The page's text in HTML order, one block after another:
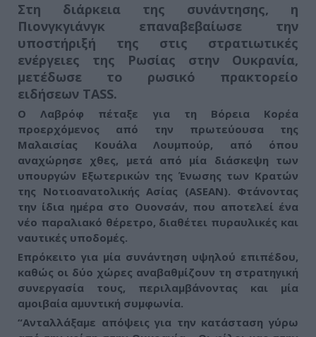
Στη διάρκεια της συνάντησης, η
Πιονγκγιάνγκ επαναβεβαίωσε την
υποστήριξή της στις στρατιωτικές
ενέργειες της Ρωσίας στην Ουκρανία,
μετέδωσε το ρωσικό πρακτορείο
ειδήσεων TASS.
Ο Λαβρόφ πέταξε για τη Βόρεια Κορέα
προερχόμενος από την πρωτεύουσα της
Μαλαισίας Κουάλα Λουμπούρ, από όπου
αναχώρησε χθες, μετά από μία διάσκεψη των
υπουργών Εξωτερικών της Ένωσης των Κρατών
της Νοτιοανατολικής Ασίας (ASEAN). Φτάνοντας
την ίδια ημέρα στο Ουονσάν, που αποτελεί ένα
νέο παραλιακό θέρετρο, διαθέτει πυραυλικές και
ναυτικές υποδομές.
Επρόκειτο για μία συνάντηση υψηλού επιπέδου,
καθώς οι δύο χώρες αναβαθμίζουν τη στρατηγική
συνεργασία τους, περιλαμβάνοντας και μία
αμοιβαία αμυντική συμφωνία.
“Ανταλλάξαμε απόψεις για την κατάσταση γύρω